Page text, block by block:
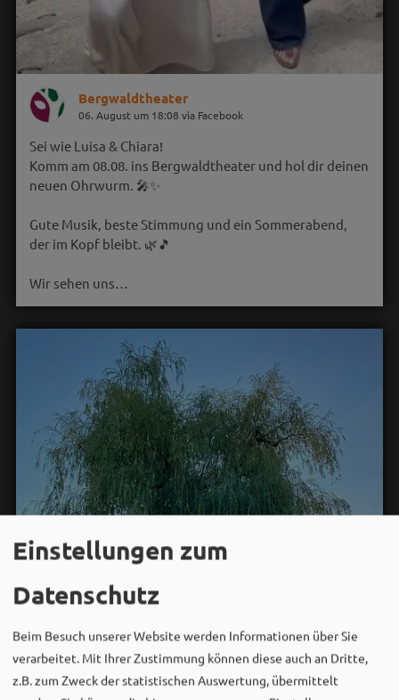
Bergwaldtheater
06. August um 18:08 via Facebook
Sei wie Luisa & Chiara!
Komm am 08.08. ins Bergwaldtheater und hol dir deinen
neuen Ohrwurm. 🎤✨
Gute Musik, beste Stimmung und ein Sommerabend,
der im Kopf bleibt. 🌿🎵
Wir sehen uns…
Einstellungen zum
Datenschutz
Beim Besuch unserer Website werden Informationen über Sie
verarbeitet. Mit Ihrer Zustimmung können diese auch an Dritte,
z.B. zum Zweck der statistischen Auswertung, übermittelt